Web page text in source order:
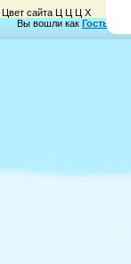
Цвет сайта Ц Ц Ц Х
Вы вошли как Гость